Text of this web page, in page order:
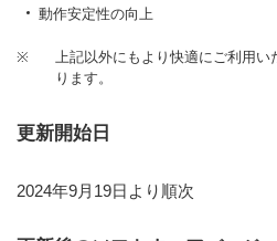
動作安定性の向上
※
上記以外にもより快適にご利用
ります。
更新開始日
2024年9月19日より順次